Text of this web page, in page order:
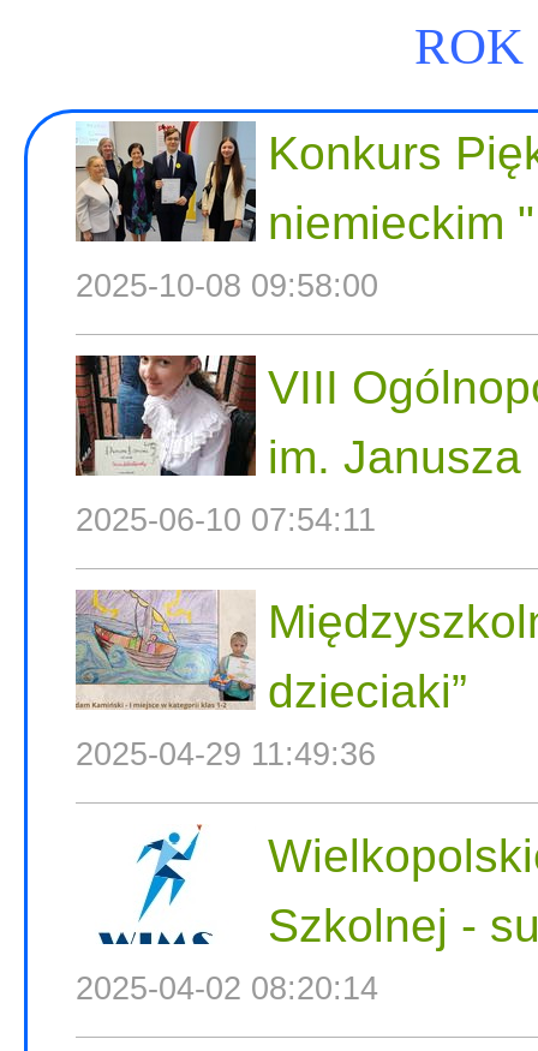
ROK
Konkurs
niemieckim
2025-10-08 09:58:00
VIII
im.
2025-06-10 07:54:11
dzieciaki”
2025-04-29 11:49:36
Szkolnej -
2025-04-02 08:20:14